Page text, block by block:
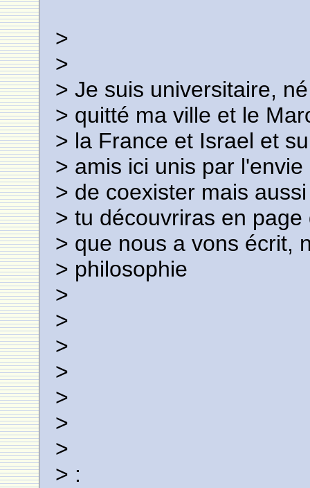
>
>
> Je suis universitaire,
> quitté ma ville et le
> la France et Israel et
> amis ici unis par
> de coexister mais
> tu découvriras en
> que nous a vons écrit,
> philosophie
>
>
>
>
>
>
>
> :